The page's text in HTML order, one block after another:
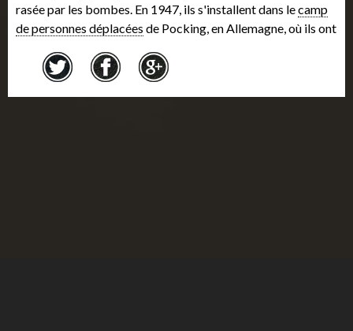
rasée par les bombes. En 1947, ils s'installent dans lecamp
de personnes déplacées de Pocking, en Allemagne, où ils ont
Canada a fait en sorte que des agriculteurs parrainent Freda
et sa famille. Ils sont arrivés au Canada au mois de mai 1948